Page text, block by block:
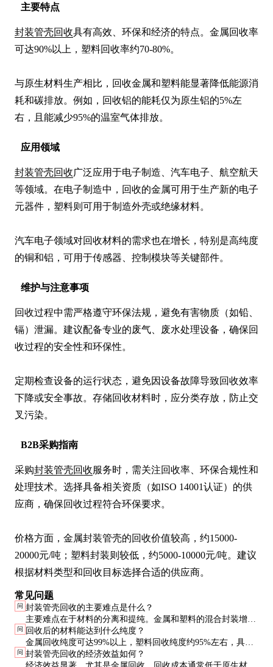
主要特点
封装管壳回收具有高效、环保和经济的特点。金属回收率
可达90%以上，塑料回收率约70-80%。
与原生材料生产相比，回收金属和塑料能显著降低能源消
耗和碳排放。例如，回收铝的能耗仅为原生铝的5%左
右，且能减少95%的温室气体排放。
应用领域
封装管壳回收广泛应用于电子制造、汽车电子、航空航天
等领域。在电子制造中，回收的金属可用于生产新的电子
元器件，塑料则可用于制造外壳或绝缘材料。
汽车电子领域对回收材料的需求也在增长，特别是高纯度
的铜和铝，可用于传感器、控制模块等关键部件。
维护与注意事项
回收过程中需严格遵守环保法规，避免有害物质（如铅、
镉）泄漏。建议配备专业的废气、废水处理设备，确保回
收过程的安全性和环保性。
定期检查设备的运行状态，避免因设备故障导致回收效率
下降或安全事故。存储回收材料时，应分类存放，防止交
叉污染。
B2B采购指南
采购封装管壳回收服务时，需关注回收率、环保合规性和
处理技术。选择具备相关资质（如ISO 14001认证）的供
应商，确保回收过程符合环保要求。
价格方面，金属封装管壳的回收价值较高，约15000-
20000元/吨；塑料封装则较低，约5000-10000元/吨。建议
根据材料类型和回收目标选择合适的供应商。
常见问题
问 封装管壳回收的主要难点是什么？
主要难点在于材料的分离和提纯。金属和塑料的混合封装增加
了回收难度，需采用多种技术组合才能高效分离。
问
回收后的材料能达到什么纯度？
金属回收纯度可达99%以上，塑料回收纯度约95%左右，具体
取决于回收工艺和原料质量。
问 封装管壳回收的经济效益如何？